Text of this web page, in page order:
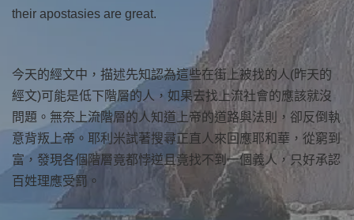
their apostasies are great.
今天的經文中，描述先知認為這些在街上被找的人(昨天的
經文)可能是低下階層的人，如果去找上流社會的應該就沒
問題。無奈上流階層的人知道上帝的道路與法則，卻反倒執
意背叛上帝。耶利米試著搜尋正直人來回應耶和華，從窮到
富，發現各個階層竟都悖逆且竟找不到一個義人，只好承認
百姓理應受罰。